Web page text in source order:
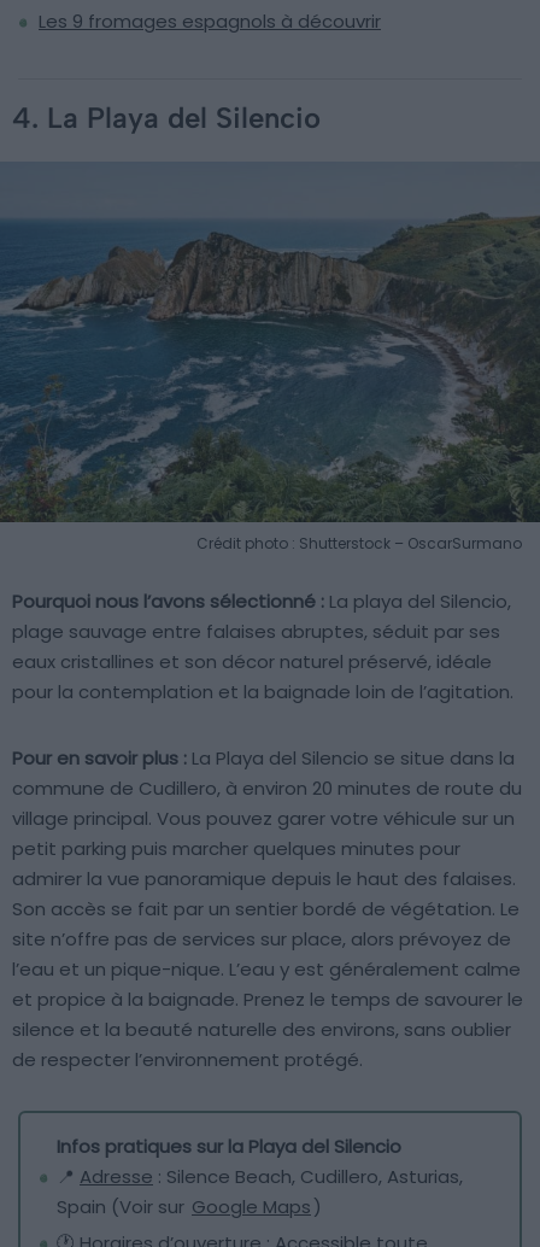
Les 9 fromages espagnols à découvrir
4. La Playa del Silencio
Crédit photo : Shutterstock – OscarSurmano
Pourquoi nous l’avons sélectionné : La playa del Silencio,
plage sauvage entre falaises abruptes, séduit par ses
eaux cristallines et son décor naturel préservé, idéale
pour la contemplation et la baignade loin de l’agitation.
Pour en savoir plus : La Playa del Silencio se situe dans la
commune de Cudillero, à environ 20 minutes de route du
village principal. Vous pouvez garer votre véhicule sur un
petit parking puis marcher quelques minutes pour
admirer la vue panoramique depuis le haut des falaises.
Son accès se fait par un sentier bordé de végétation. Le
site n’offre pas de services sur place, alors prévoyez de
l’eau et un pique-nique. L’eau y est généralement calme
et propice à la baignade. Prenez le temps de savourer le
silence et la beauté naturelle des environs, sans oublier
de respecter l’environnement protégé.
Infos pratiques sur la Playa del Silencio
📍 Adresse : Silence Beach, Cudillero, Asturias,
Spain (Voir sur Google Maps)